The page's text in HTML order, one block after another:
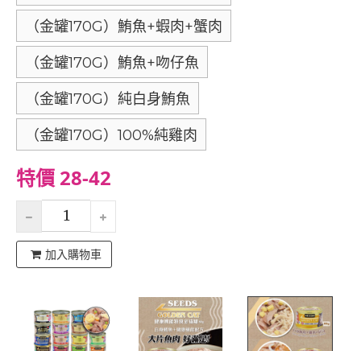
（金罐170G）鮪魚+蝦肉+蟹肉
（金罐170G）鮪魚+吻仔魚
（金罐170G）純白身鮪魚
（金罐170G）100%純雞肉
特價 28-42
加入購物車